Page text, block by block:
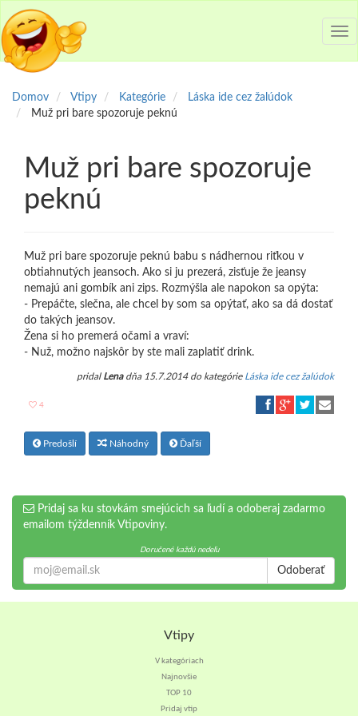
Domov Vtipy Kategórie
Láska ide cez žalúdok
Muž pri bare spozoruje peknú
Muž pri bare spozoruje
peknú
Muž pri bare spozoruje peknú babu s nádhernou riťkou v
obtiahnutých jeansoch. Ako si ju prezerá, zisťuje že jeansy
nemajú ani gombík ani zips. Rozmýšla ale napokon sa opýta:
- Prepáčte, slečna, ale chcel by som sa opýtať, ako sa dá dostať
do takých jeansov.
Žena si ho premerá očami a vraví:
- Nuž, možno najskôr by ste mali zaplatiť drink.
pridal Lenadňa 15.7.2014 do kategórie Láska ide cez žalúdok
4
Predošlí Náhodný Ďaľší
Pridaj sa ku stovkám smejúcich sa ľudí a odoberaj zadarmo
emailom týždenník Vtipoviny.
Doručené každú nedeľu
Odoberať
Vtipy
V kategóriach
Najnovšie
TOP 10
Pridaj vtip